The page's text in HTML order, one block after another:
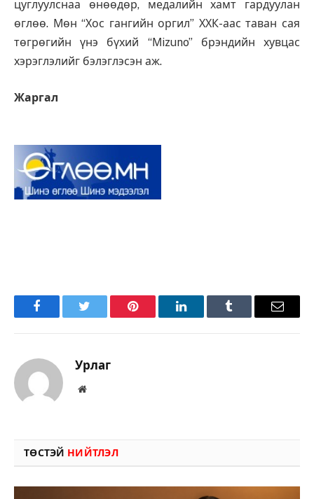
цуглуулснаа өнөөдөр, медалийн хамт гардуулан
өглөө. Мөн “Хос гангийн оргил” ХХК-аас таван сая
төгрөгийн үнэ бүхий “Мizuno” брэндийн хувцас
хэрэглэлийг бэлэглэсэн аж.
Жаргал
FacebookTwitter Pinterest LinkedInTumblr Имэйл
Урлаг
Вэбсайт
ТӨСТЭЙ НИЙТЛЭЛ